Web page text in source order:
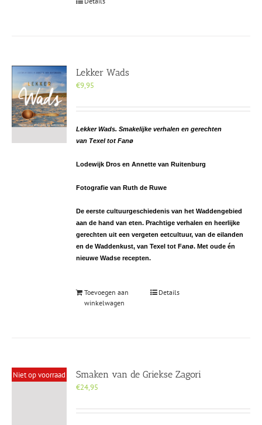
Lekker Wads
€9,95
Lekker Wads. Smakelijke verhalen en gerechten
van Texel tot Fanø
Lodewijk Dros en Annette van Ruitenburg
Fotografie van Ruth de Ruwe
De eerste cultuurgeschiedenis van het Waddengebied
aan de hand van eten. Prachtige verhalen en heerlijke
gerechten uit een vergeten eetcultuur, van de eilanden
en de Waddenkust, van Texel tot Fanø. Met oude én
nieuwe Wadse recepten.
Toevoegen aan
winkelwagen
Details
Niet op voorraad Smaken van de Griekse Zagori
€24,95